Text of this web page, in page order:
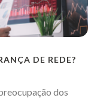
DE REDE?
dos